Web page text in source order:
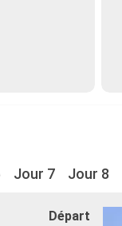
Jour 7 Jour 8
Départ